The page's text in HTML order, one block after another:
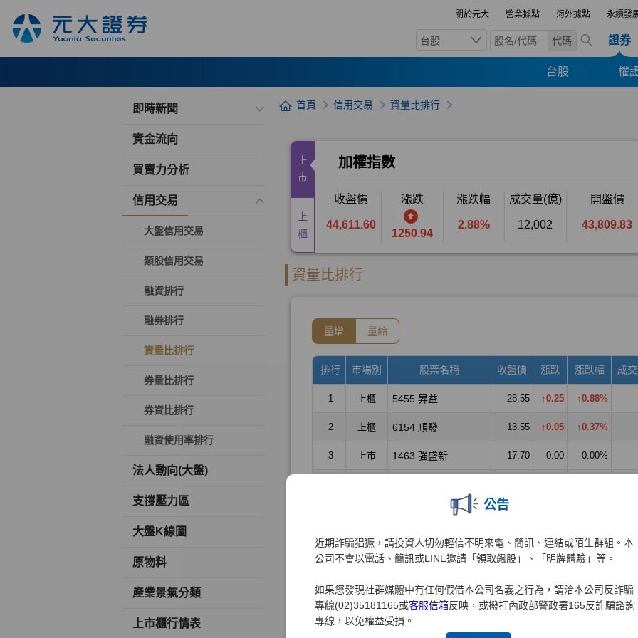
關於元大 營業據點 海外據點 永續發
台股 代碼 證券
台股 權
公告
近期詐騙猖獗，請投資人切勿輕信不明來電、簡訊、連結或陌生群組。本
公司不會以電話、簡訊或LINE邀請「領取飆股」、「明牌體驗」等。
如果您發現社群媒體中有任何假借本公司名義之行為，請洽本公司反詐騙
專線(02)35181165或客服信箱反映，或撥打內政部警政署165反詐騙諮詢
專線，以免權益受損。
即時新聞
資金流向
買賣力分析
信用交易
大盤信用交易
類股信用交易
融資排行
融券排行
資量比排行
券量比排行
券資比排行
融資使用率排行
法人動向(大盤)
支撐壓力區
大盤K線圖
原物料
產業景氣分類
上市櫃行情表
首頁 信用交易 資量比排行